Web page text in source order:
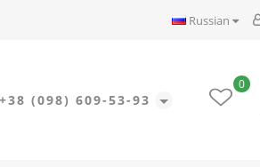
Russian
+38 (098) 609-53-93
0